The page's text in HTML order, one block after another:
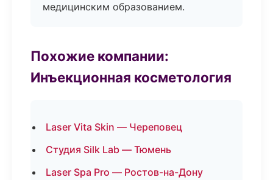
медицинским образованием.
Похожие компании:
Инъекционная косметология
Laser Vita Skin — Череповец
Студия Silk Lab — Тюмень
Laser Spa Pro — Ростов-на-Дону